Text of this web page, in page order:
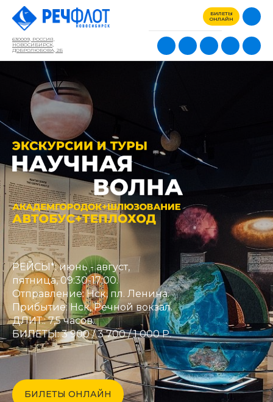
630009, РОССИЯ,
НОВОСИБИРСК,
ДОБРОЛЮБОВА, 2Б
БИЛЕТЫ
ОНЛАЙН
РЕЙСЫ*: июнь - август,
пятница, 09:30-17:00.
Отправление: Нск, пл. Ленина.
Прибытие: Нск, Речной вокзал.
ДЛИТ.: 7,5 часов.
БИЛЕТЫ: 3 900 / 3 700 / 1 000 Р.
БИЛЕТЫ ОНЛАЙН